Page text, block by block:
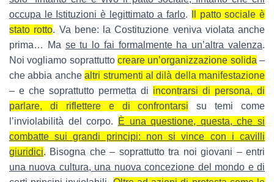
occupa le Istituzioni è legittimato a farlo.
Il patto sociale è
stato rotto. Va bene: la Costituzione veniva violata anche
prima… Ma se tu lo fai formalmente ha un’altra valenza.
Noi vogliamo soprattutto creare un’organizzazione solida –
che abbia anchealtri strumenti al dilà della manifestazione
– e che soprattutto permetta di incontrarsi di persona, di
parlare, di riflettere e di confrontarsi su temi come
l’inviolabilità del corpo.
È una questione, questa, che si
combatte sui grandi principi: non si vince con i cavilli
giuridici. Bisogna che – soprattutto tra noi giovani – entri
una nuova cultura, una nuova concezione del mondo e di